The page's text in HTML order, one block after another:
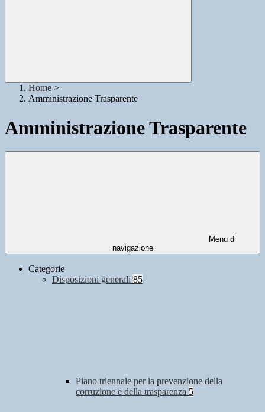
Home >
Amministrazione Trasparente
Amministrazione Trasparente
Menu di
navigazione
Categorie
Disposizioni generali 85
Piano triennale per la prevenzione della
corruzione e della trasparenza 5